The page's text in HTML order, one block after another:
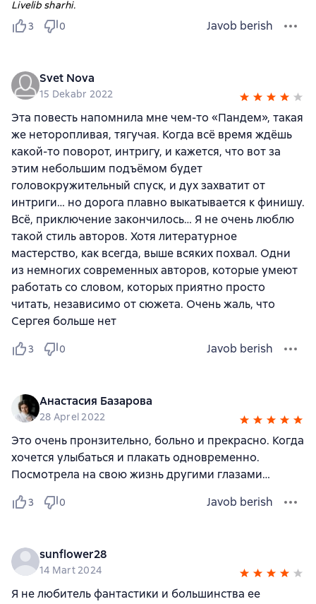
Livelib sharhi.
3
0 Javob berish
Svet Nova
15 Dekabr 2022
Эта повесть напомнила мне чем-то «Пандем», такая
же неторопливая, тягучая. Когда всё время ждёшь
какой-то поворот, интригу, и кажется, что вот за
этим небольшим подъёмом будет
головокружительный спуск, и дух захватит от
интриги… но дорога плавно выкатывается к финишу.
Всё, приключение закончилось… Я не очень люблю
такой стиль авторов. Хотя литературное
мастерство, как всегда, выше всяких похвал. Одни
из немногих современных авторов, которые умеют
работать со словом, которых приятно просто
читать, независимо от сюжета. Очень жаль, что
Сергея больше нет
3 0 Javob berish
Анастасия Базарова
28 Aprel 2022
Это очень пронзительно, больно и прекрасно. Когда
хочется улыбаться и плакать одновременно.
Посмотрела на свою жизнь другими глазами…
3 0 Javob berish
sunflower28
14 Mart 2024
Я не любитель фантастики и большинства ее